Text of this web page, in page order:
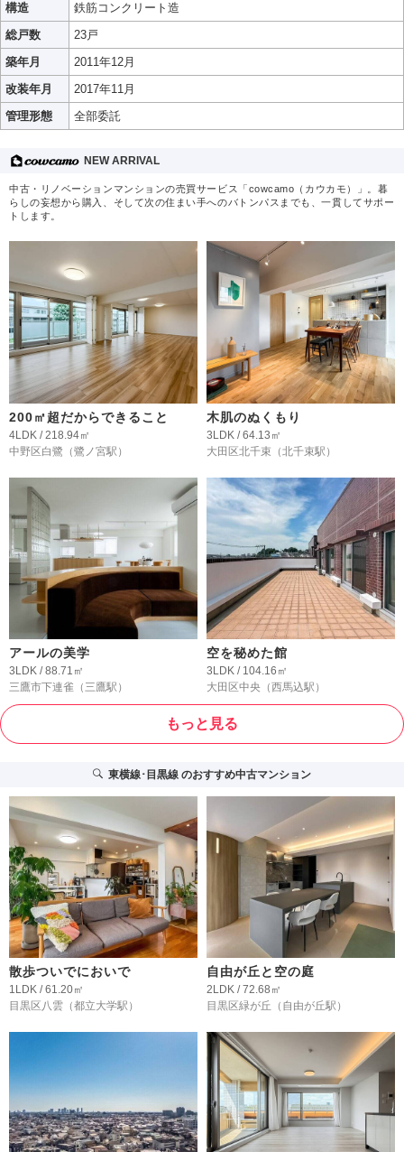
構造
鉄筋コンクリート造
総戸数
23戸
築年月
2011年12月
改装年月
2017年11月
管理形態
全部委託
NEW ARRIVAL
中古・リノベーションマンションの売買サービス「cowcamo（カウカモ）」。暮
らしの妄想から購入、そして次の住まい手へのバトンパスまでも、一貫してサポー
トします。
200㎡超だからできること
4LDK / 218.94㎡
中野区白鷺 （鷺ノ宮駅）
木肌のぬくもり
3LDK / 64.13㎡
大田区北千束 （北千束駅）
アールの美学
3LDK / 88.71㎡
三鷹市下連雀 （三鷹駅）
空を秘めた館
3LDK / 104.16㎡
大田区中央 （西馬込駅）
もっと見る
東横線･目黒線のおすすめ中古マンション
散歩ついでにおいで
1LDK / 61.20㎡
目黒区八雲 （都立大学駅）
自由が丘と空の庭
2LDK / 72.68㎡
目黒区緑が丘 （自由が丘駅）